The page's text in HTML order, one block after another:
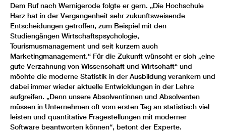
Dem Ruf nach Wernigerode folgte er gern. „Die Hochschule
Harz hat in der Vergangenheit sehr zukunftsweisende
Entscheidungen getroffen, zum Beispiel mit den
Studiengängen Wirtschaftspsychologie,
Tourismusmanagement und seit kurzem auch
Marketingmanagement.“ Für die Zukunft wünscht er sich „eine
gute Verzahnung von Wissenschaft und Wirtschaft“ und
möchte die moderne Statistik in der Ausbildung verankern und
dabei immer wieder aktuelle Entwicklungen in der Lehre
aufgreifen. „Denn unsere Absolventinnen und Absolventen
müssen in Unternehmen oft vom ersten Tag an statistisch viel
leisten und quantitative Fragestellungen mit moderner
Software beantworten können“, betont der Experte.